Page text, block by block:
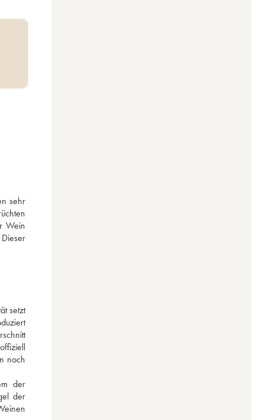
sehr
Wein
setzt
noch
der
der